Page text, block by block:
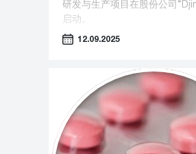
研发与生产项目在股份公司
启动。
12.09.2025